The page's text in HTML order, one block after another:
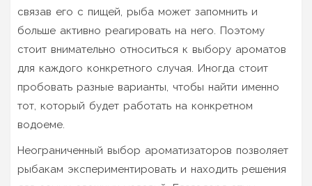
связав его с пищей, рыба может запомнить и
больше активно реагировать на него. Поэтому
стоит внимательно относиться к выбору ароматов
для каждого конкретного случая. Иногда стоит
пробовать разные варианты, чтобы найти именно
тот, который будет работать на конкретном
водоеме.
Неограниченный выбор ароматизаторов позволяет
рыбакам экспериментировать и находить решения